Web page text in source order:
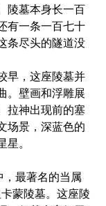
陵墓本身长一百
有一条一百七十
条尽头的隧道没
早，这座陵墓并
。壁画和浮雕展
拉神出现前的塞
场景，深蓝色的
。
，最著名的当属
蒙陵墓。这座陵